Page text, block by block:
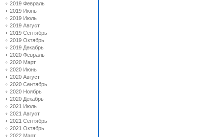
2019 Февраль
2019 Июнь
2019 Июль
2019 Август
2019 Сентябрь
2019 Октябрь
2019 Декабрь
2020 Февраль
2020 Март
2020 Июнь
2020 Август
2020 Сентябрь
2020 Ноябрь
2020 Декабрь
2021 Июль
2021 Август
2021 Сентябрь
2021 Октябрь
2022 Март